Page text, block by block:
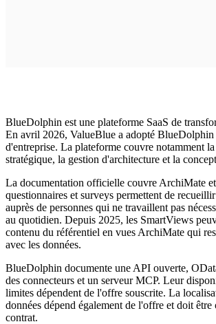
BlueDolphin est une plateforme SaaS de
En avril 2026, ValueBlue a adopté BlueDolphin
d'entreprise. La plateforme couvre notamment
stratégique, la gestion d'architecture et la
La documentation officielle couvre ArchiMate
questionnaires et surveys permettent de
auprès de personnes qui ne travaillent pas
au quotidien. Depuis 2025, les SmartViews
contenu du référentiel en vues ArchiMate qui
avec les données.
BlueDolphin documente une API ouverte,
des connecteurs et un serveur MCP. Leur
limites dépendent de l'offre souscrite. La
données dépend également de l'offre et doit être
contrat.